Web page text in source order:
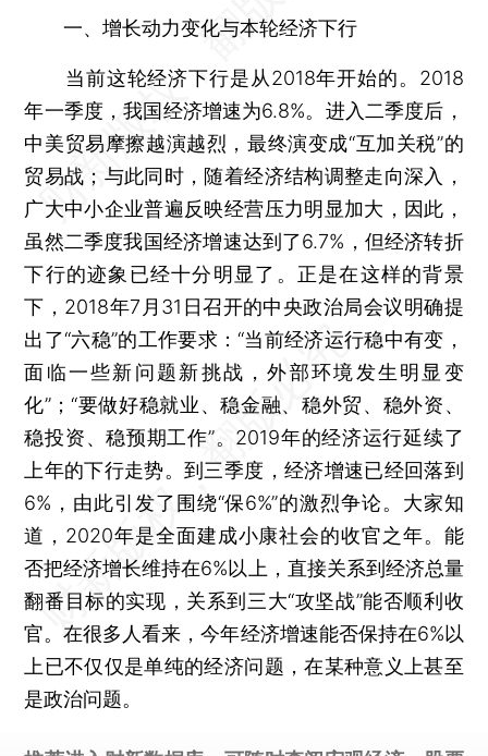
一、增长动力变化与本轮经济下行
当前这轮经济下行是从2018年开始的。2018
年一季度，我国经济增速为6.8%。进入二季度后，
中美贸易摩擦越演越烈，最终演变成“互加关税”的
贸易战；与此同时，随着经济结构调整走向深入，
广大中小企业普遍反映经营压力明显加大，因此，
虽然二季度我国经济增速达到了6.7%，但经济转折
下行的迹象已经十分明显了。正是在这样的背景
下，2018年7月31日召开的中央政治局会议明确提
出了“六稳”的工作要求：“当前经济运行稳中有变，
面临一些新问题新挑战，外部环境发生明显变
化”；“要做好稳就业、稳金融、稳外贸、稳外资、
稳投资、稳预期工作”。2019年的经济运行延续了
上年的下行走势。到三季度，经济增速已经回落到
6%，由此引发了围绕“保6%”的激烈争论。大家知
道，2020年是全面建成小康社会的收官之年。能
否把经济增长维持在6%以上，直接关系到经济总量
翻番目标的实现，关系到三大“攻坚战”能否顺利收
官。在很多人看来，今年经济增速能否保持在6%以
上已不仅仅是单纯的经济问题，在某种意义上甚至
是政治问题。